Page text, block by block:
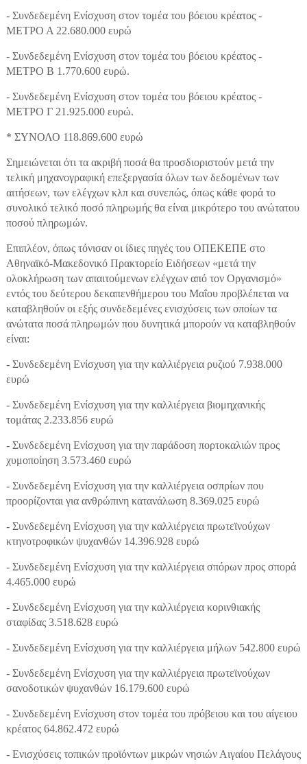
- Συνδεδεμένη Ενίσχυση στον τομέα του βόειου κρέατος -
ΜΕΤΡΟ Α 22.680.000 ευρώ
- Συνδεδεμένη Ενίσχυση στον τομέα του βόειου κρέατος -
ΜΕΤΡΟ Β 1.770.600 ευρώ.
- Συνδεδεμένη Ενίσχυση στον τομέα του βόειου κρέατος -
ΜΕΤΡΟ Γ 21.925.000 ευρώ.
* ΣΥΝΟΛΟ 118.869.600 ευρώ
Σημειώνεται ότι τα ακριβή ποσά θα προσδιοριστούν μετά την
τελική μηχανογραφική επεξεργασία όλων των δεδομένων των
αιτήσεων, των ελέγχων κλπ και συνεπώς, όπως κάθε φορά το
συνολικό τελικό ποσό πληρωμής θα είναι μικρότερο του ανώτατου
ποσού πληρωμών.
Επιπλέον, όπως τόνισαν οι ίδιες πηγές του ΟΠΕΚΕΠΕ στο
Αθηναϊκό-Μακεδονικό Πρακτορείο Ειδήσεων «μετά την
ολοκλήρωση των απαιτούμενων ελέγχων από τον Οργανισμό»
εντός του δεύτερου δεκαπενθήμερου του Μαΐου προβλέπεται να
καταβληθούν οι εξής συνδεδεμένες ενισχύσεις των οποίων τα
ανώτατα ποσά πληρωμών που δυνητικά μπορούν να καταβληθούν
είναι:
- Συνδεδεμένη Ενίσχυση για την καλλιέργεια ρυζιού 7.938.000
ευρώ
- Συνδεδεμένη Ενίσχυση για την καλλιέργεια βιομηχανικής
τομάτας 2.233.856 ευρώ
- Συνδεδεμένη Ενίσχυση για την παράδοση πορτοκαλιών προς
χυμοποίηση 3.573.460 ευρώ
- Συνδεδεμένη Ενίσχυση για την καλλιέργεια οσπρίων που
προορίζονται για ανθρώπινη κατανάλωση 8.369.025 ευρώ
- Συνδεδεμένη Ενίσχυση για την καλλιέργεια πρωτεϊνούχων
κτηνοτροφικών ψυχανθών 14.396.928 ευρώ
- Συνδεδεμένη Ενίσχυση για την καλλιέργεια σπόρων προς σπορά
4.465.000 ευρώ
- Συνδεδεμένη Ενίσχυση για την καλλιέργεια κορινθιακής
σταφίδας 3.518.628 ευρώ
- Συνδεδεμένη Ενίσχυση για την καλλιέργεια μήλων 542.800 ευρώ
- Συνδεδεμένη Ενίσχυση για την καλλιέργεια πρωτεϊνούχων
σανοδοτικών ψυχανθών 16.179.600 ευρώ
- Συνδεδεμένη Ενίσχυση στον τομέα του πρόβειου και του αίγειου
κρέατος 64.862.472 ευρώ
- Ενισχύσεις τοπικών προϊόντων μικρών νησιών Αιγαίου Πελάγους